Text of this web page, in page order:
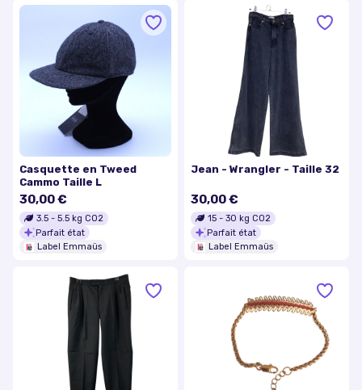
Casquette en Tweed
Cammo Taille L
30,00 €
3.5 - 5.5 kg CO2
Parfait état
Label Emmaüs
Jean - Wrangler - Taille 32
30,00 €
15 - 30 kg CO2
Parfait état
Label Emmaüs